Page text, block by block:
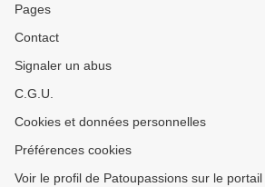
Pages
Contact
Signaler un abus
C.G.U.
Cookies et données personnelles
Préférences cookies
Voir le profil de Patoupassions sur le